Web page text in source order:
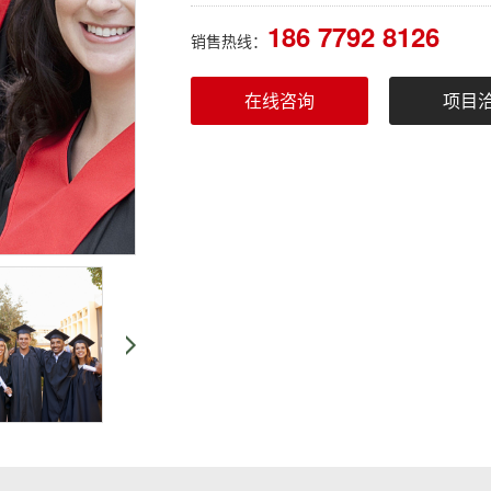
销售热线： 186 7792 8126
在线咨询 项目